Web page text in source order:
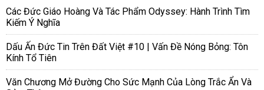
Các Đức Giáo Hoàng Và Tác Phẩm Odyssey: Hành Trình Tìm
Kiếm Ý Nghĩa
Dấu Ấn Đức Tin Trên Đất Việt #10 | Vấn Đề Nóng Bỏng: Tôn
Kính Tổ Tiên
Văn Chương Mở Đường Cho Sức Mạnh Của Lòng Trắc Ẩn Và